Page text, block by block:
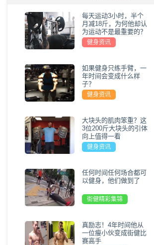
每天运动3小时，半个
月减18斤，为何他却认
为运动不是最重要的？
健身资讯
如果健身只练手臂，一
年时间会变成什么样
子？
健身资讯
大块头的肌肉笨重？这
3位200斤大块头的引体
向上值得一看
健身资讯
任何时间任何场合都可
以健身，他们做到了
街健精彩集锦
真励志！4年时间他从
一位瘦小伙变成街健比
赛高手